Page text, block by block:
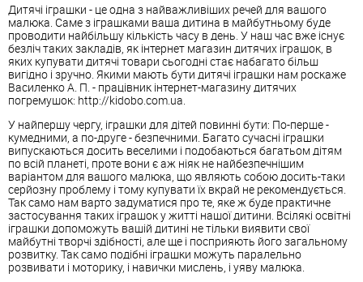
Дитячі іграшки - це одна з найважливіших речей для вашого
малюка. Саме з іграшками ваша дитина в майбутньому буде
проводити найбільшу кількість часу в день. У наш час вже існує
безліч таких закладів, як інтернет магазин дитячих іграшок, в
яких купувати дитячі товари сьогодні стає набагато більш
вигідно і зручно. Якими мають бути дитячі іграшки нам роскаже
Василенко А. П. - працівник інтернет-магазину дитячих
погремушок: http://kidobo.com.ua.
У найпершу чергу, іграшки для дітей повинні бути: По-перше -
кумедними, а по-друге - безпечними. Багато сучасні іграшки
випускаються досить веселими і подобаються багатьом дітям
по всій планеті, проте вони є аж ніяк не найбезпечнішим
варіантом для вашого малюка, що являють собою досить-таки
серйозну проблему і тому купувати їх вкрай не рекомендується.
Так само нам варто задуматися про те, яке ж буде практичне
застосування таких іграшок у житті нашої дитини. Всілякі освітні
іграшки допоможуть вашій дитині не тільки виявити свої
майбутні творчі здібності, але ще і посприяють його загальному
розвитку. Так само подібні іграшки можуть паралельно
розвивати і моторику, і навички мислень, і уяву малюка.